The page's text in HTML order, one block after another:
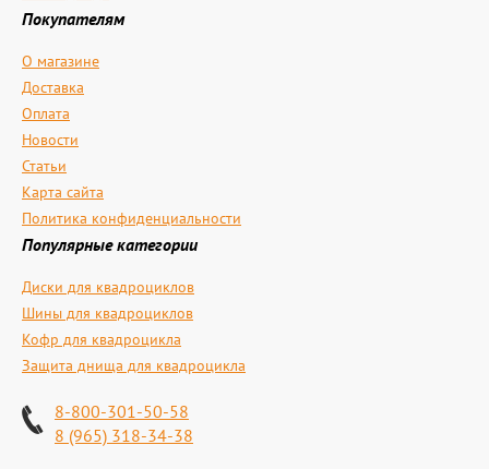
Покупателям
О магазине
Доставка
Оплата
Новости
Статьи
Карта сайта
Политика конфиденциальности
Популярные категории
Диски для квадроциклов
Шины для квадроциклов
Кофр для квадроцикла
Защита днища для квадроцикла
8-800-301-50-58
8 (965) 318-34-38